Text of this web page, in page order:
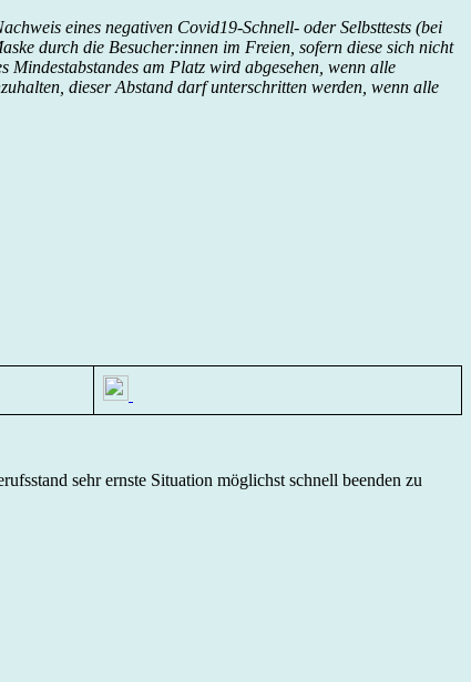
eines negativen Covid19-Schnell- oder Selbsttests (bei
durch die Besucher:innen im Freien, sofern diese sich nicht
am Platz wird abgesehen, wenn alle
dieser Abstand darf unterschritten werden, wenn alle
sehr ernste Situation möglichst schnell beenden zu